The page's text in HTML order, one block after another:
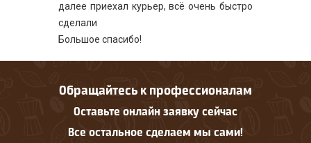
далее приехал курьер, всё очень быстро
сделали
Большое спасибо!
Обращайтесь к профессионалам
Оставьте онлайн заявку сейчас
Все остальное сделаем мы сами!